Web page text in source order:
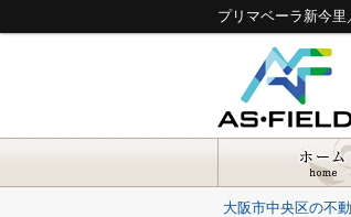
プリマベーラ新今
大阪市中央区の不